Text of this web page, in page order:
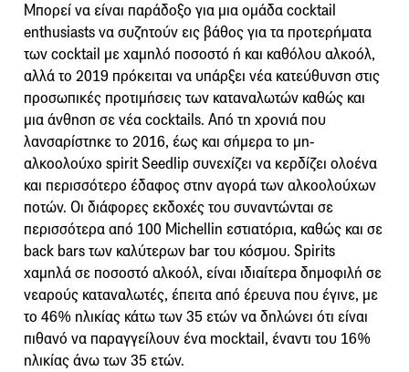
Μπορεί να είναι παράδοξο για μια ομάδα cocktail
enthusiasts να συζητούν εις βάθος για τα προτερήματα
των cocktail με χαμηλό ποσοστό ή και καθόλου αλκοόλ,
αλλά το 2019 πρόκειται να υπάρξει νέα κατεύθυνση στις
προσωπικές προτιμήσεις των καταναλωτών καθώς και
μια άνθηση σε νέα cocktails. Από τη χρονιά που
λανσαρίστηκε το 2016, έως και σήμερα το μη-
αλκοολούχο spirit Seedlip συνεχίζει να κερδίζει ολοένα
και περισσότερο έδαφος στην αγορά των αλκοολούχων
ποτών. Οι διάφορες εκδοχές του συναντώνται σε
περισσότερα από 100 Michellin εστιατόρια, καθώς και σε
back bars των καλύτερων bar του κόσμου. Spirits
χαμηλά σε ποσοστό αλκοόλ, είναι ιδιαίτερα δημοφιλή σε
νεαρούς καταναλωτές, έπειτα από έρευνα που έγινε, με
το 46% ηλικίας κάτω των 35 ετών να δηλώνει ότι είναι
πιθανό να παραγγείλουν ένα mocktail, έναντι του 16%
ηλικίας άνω των 35 ετών.